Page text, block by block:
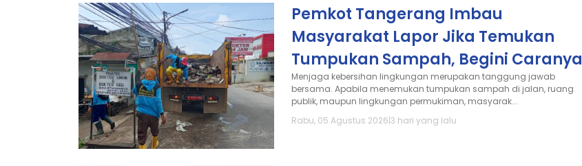
Pemkot Tangerang Imbau
Masyarakat Lapor Jika Temukan
Tumpukan Sampah, Begini Caranya
Menjaga kebersihan lingkungan merupakan tanggung jawab
bersama. Apabila menemukan tumpukan sampah di jalan, ruang
publik, maupun lingkungan permukiman, masyarak...
Rabu, 05 Agustus 2026|3 hari yang lalu